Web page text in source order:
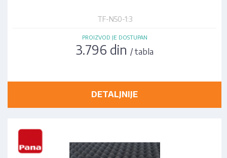
TF-N50-1:3
PROIZVOD JE DOSTUPAN
3.796 din / tabla
DETALJNIJE